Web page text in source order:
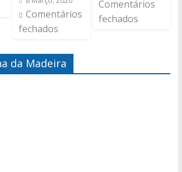
Comentários
fechados
Comentários
fechados
da Madeira